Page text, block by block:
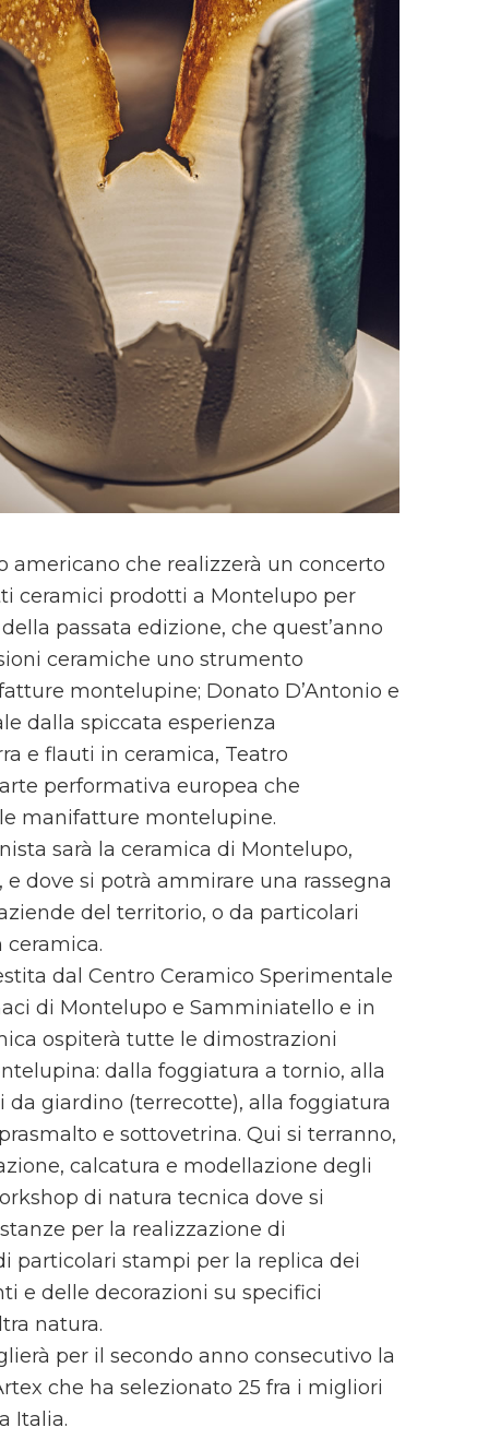
americano che realizzerà un concerto
ceramici prodotti a Montelupo per
passata edizione, che quest’anno
ceramiche uno strumento
montelupine; Donato D’Antonio e
dalla spiccata esperienza
e flauti in ceramica, Teatro
performativa europea che
manifatture montelupine.
sarà la ceramica di Montelupo,
dove si potrà ammirare una rassegna
del territorio, o da particolari
dal Centro Ceramico Sperimentale
di Montelupo e Samminiatello e in
ospiterà tutte le dimostrazioni
dalla foggiatura a tornio, alla
giardino (terrecotte), alla foggiatura
e sottovetrina. Qui si terranno,
calcatura e modellazione degli
di natura tecnica dove si
per la realizzazione di
particolari stampi per la replica dei
e delle decorazioni su specifici
natura.
per il secondo anno consecutivo la
che ha selezionato 25 fra i migliori
Italia.